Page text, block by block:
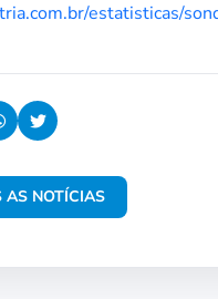
estatisticas/
AS NOTÍCIAS